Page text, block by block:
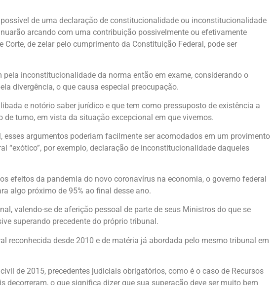
de uma declaração de constitucionalidade ou inconstitucionalidade
arcando com uma contribuição possivelmente ou efetivamente
de zelar pelo cumprimento da Constituição Federal, pode ser
inconstitucionalidade da norma então em exame, considerando o
divergência, o que causa especial preocupação.
e notório saber jurídico e que tem como pressuposto de existência a
turno, em vista da situação excepcional em que vivemos.
argumentos poderiam facilmente ser acomodados em um provimento
por exemplo, declaração de inconstitucionalidade daqueles
efeitos da pandemia do novo coronavírus na economia, o governo federal
algo próximo de 95% ao final desse ano.
valendo-se de aferição pessoal de parte de seus Ministros do que se
superando precedente do próprio tribunal.
reconhecida desde 2010 e de matéria já abordada pelo mesmo tribunal em
de 2015, precedentes judiciais obrigatórios, como é o caso de Recursos
o que significa dizer que sua superação deve ser muito bem